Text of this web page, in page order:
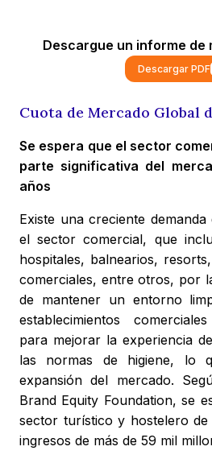
Descargue un informe de
Descargar PDF
Cuota de Mercado Global
Se espera que el sector
parte significativa del
años
Existe una creciente
el sector comercial, que
hospitales, balnearios,
comerciales, entre otros, por
de mantener un entorno
establecimientos
para mejorar la experiencia
las normas de higiene, lo
expansión del mercado.
Brand Equity Foundation, se
sector turístico y hostelero
ingresos de más de 59 mil